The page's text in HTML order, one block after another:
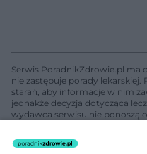
Serwis PoradnikZdrowie.pl ma
nie zastępuje porady lekarskiej.
starań, aby informacje w nim
jednakże decyzja dotycząca
wydawca serwisu nie ponoszą
świadczeń zdrowotnych w